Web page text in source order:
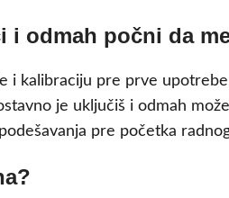
odmah počni da
i kalibraciju pre prve
je uključiš i odmah
pre početka